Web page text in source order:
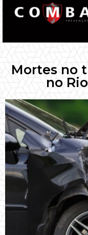
Mortes no
no